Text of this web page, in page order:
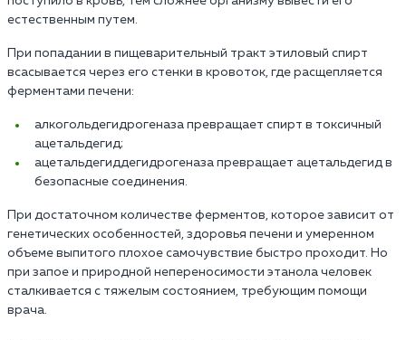
естественным путем.
При попадании в пищеварительный тракт этиловый спирт
всасывается через его стенки в кровоток, где расщепляется
ферментами печени:
алкогольдегидрогеназа превращает спирт в токсичный
ацетальдегид;
ацетальдегиддегидрогеназа превращает ацетальдегид в
безопасные соединения.
При достаточном количестве ферментов, которое зависит от
генетических особенностей, здоровья печени и умеренном
объеме выпитого плохое самочувствие быстро проходит. Но
при запое и природной непереносимости этанола человек
сталкивается с тяжелым состоянием, требующим помощи
врача.